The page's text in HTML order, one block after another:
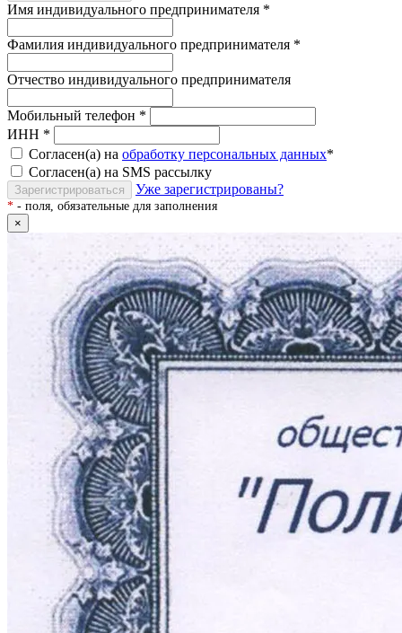
Имя индивидуального предпринимателя *
Фамилия индивидуального предпринимателя *
Отчество индивидуального предпринимателя
Мобильный телефон *
ИНН *
Согласен(а) на обработку персональных данных*
Согласен(а) на SMS рассылку
Зарегистрироваться Уже зарегистрированы?
* - поля, обязательные для заполнения
×